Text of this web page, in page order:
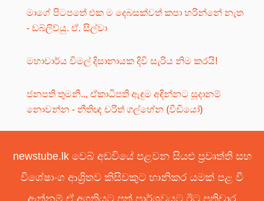
මාගේ පිටපතේ එක ම දෙබසක්වත් කපා හරින්නේ නැත
- ඩබ්ලිව්යු. ඒ. සිල්වා
මහාචාර්ය විමල් දිසානායක දිවි සැරිය නිම කරයි!
ජනපති තුමනි.., ඒකාධිපති ඇඳුම අඳින්නට සූදානම්
නොවන්න - නීතිඥ චරිත් ගල්හේන (වීඩියෝ)
newstube.lk වෙබ් අඩවියේ පළවන සියළු ප්‍රවෘත්ති සහ
විශේෂාංග ආශ්‍රිතව කිසිවකුට හානිකර යමක් පළ වී